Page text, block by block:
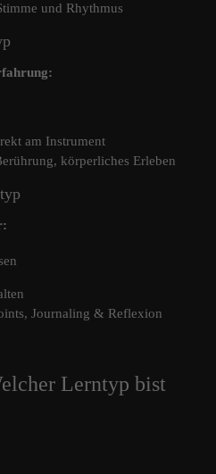
und Rhythmus
am Instrument
körperliches Erleben
Journaling & Reflexion
Lerntyp bist